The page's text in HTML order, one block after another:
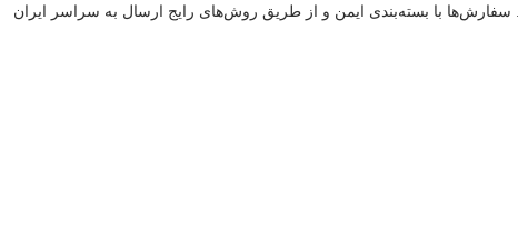
است. سفارش‌ها با بسته‌بندی ایمن و از طریق روش‌های رایج ارسال به سراسر ایران